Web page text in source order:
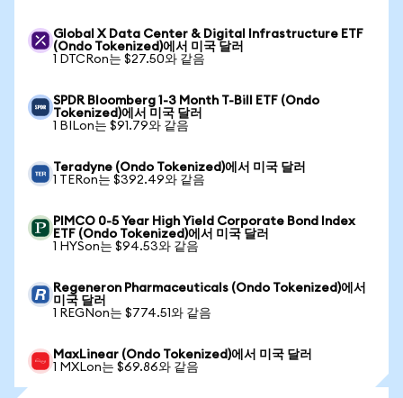
Global X Data Center & Digital Infrastructure ETF
(Ondo Tokenized)에서 미국 달러
1 DTCRon는 $27.50와 같음
SPDR Bloomberg 1-3 Month T-Bill ETF (Ondo
Tokenized)에서 미국 달러
1 BILon는 $91.79와 같음
Teradyne (Ondo Tokenized)에서 미국 달러
1 TERon는 $392.49와 같음
PIMCO 0-5 Year High Yield Corporate Bond Index
ETF (Ondo Tokenized)에서 미국 달러
1 HYSon는 $94.53와 같음
Regeneron Pharmaceuticals (Ondo Tokenized)에서
미국 달러
1 REGNon는 $774.51와 같음
MaxLinear (Ondo Tokenized)에서 미국 달러
1 MXLon는 $69.86와 같음